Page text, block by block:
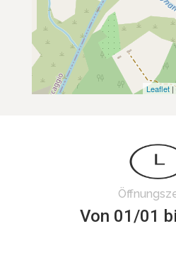
Leaflet|
Von 01/01